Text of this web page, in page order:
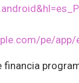
pe/
financia